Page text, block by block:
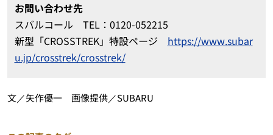
お問い合わせ先
スバルコール TEL：0120-052215
新型「CROSSTREK」特設ページ https://www.subar
u.jp/crosstrek/crosstrek/
文／矢作優一 画像提供／SUBARU